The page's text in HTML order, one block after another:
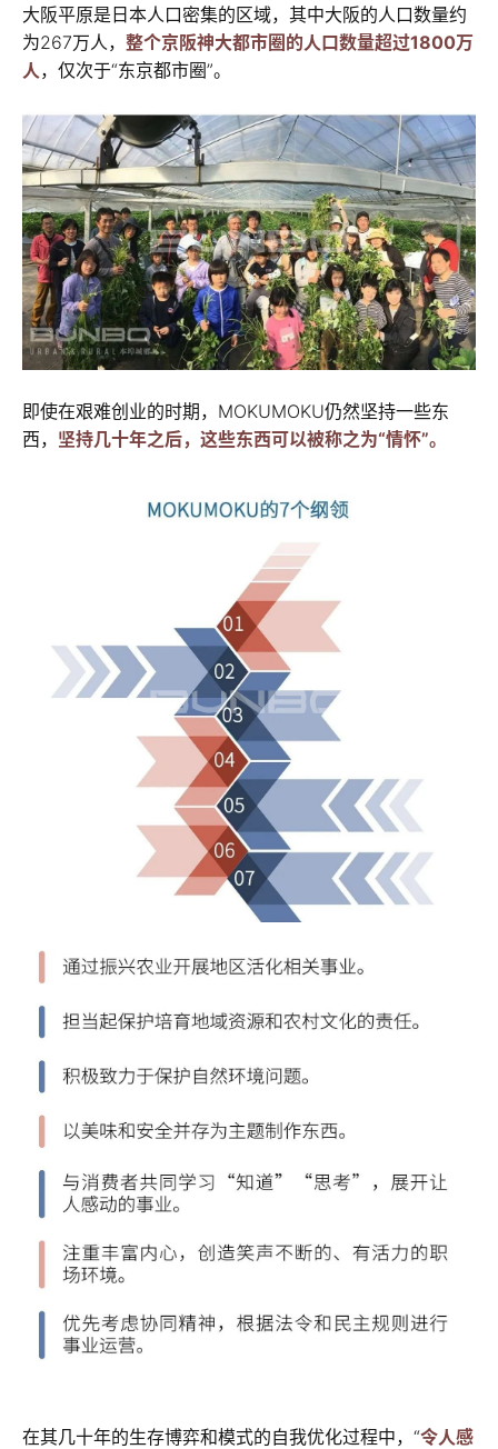
大阪平原是日本人口密集的区域，其中大阪的人口数量约
为267万人， 整个京阪神大都市圈的人口数量超过1800万
人，仅次于“东京都市圈”。
即使在艰难创业的时期，MOKUMOKU仍然坚持一些东
西， 坚持几十年之后，这些东西可以被称之为“情怀”。
在其几十年的生存博弈和模式的自我优化过程中，“令人感